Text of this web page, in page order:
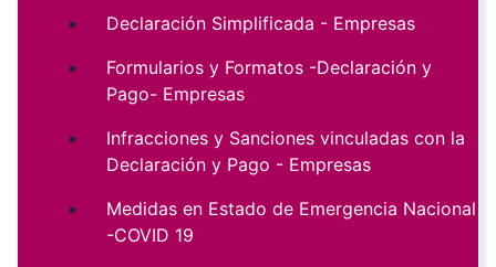
Declaración Simplificada - Empresas
Formularios y Formatos -Declaración y
Pago- Empresas
Infracciones y Sanciones vinculadas con la
Declaración y Pago - Empresas
Medidas en Estado de Emergencia Nacional
-COVID 19